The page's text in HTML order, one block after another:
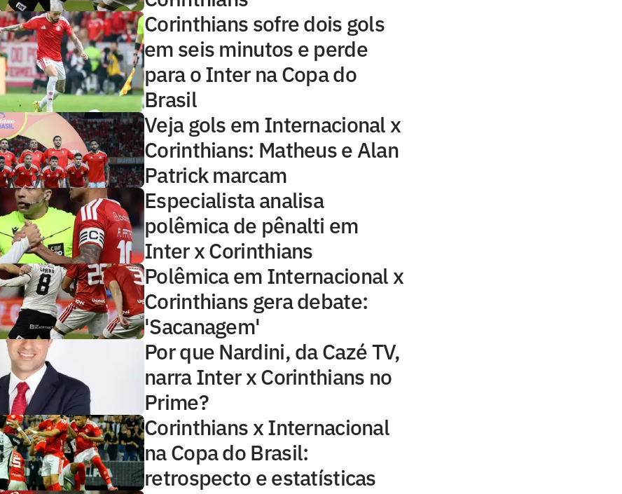
Corinthians sofre dois gols
em seis minutos e perde
para o Inter na Copa do
Brasil
Veja gols em Internacional x
Corinthians: Matheus e Alan
Patrick marcam
Especialista analisa
polêmica de pênalti em
Inter x Corinthians
Polêmica em Internacional x
Corinthians gera debate:
'Sacanagem'
Por que Nardini, da Cazé TV,
narra Inter x Corinthians no
Prime?
Corinthians x Internacional
na Copa do Brasil:
retrospecto e estatísticas